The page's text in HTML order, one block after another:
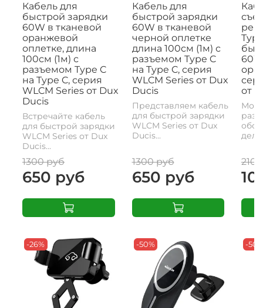
Кабель для
быстрой зарядки
60W в тканевой
оранжевой
оплетке, длина
100см (1м) с
разъемом Type C
на Type C, серия
WLCM Series от Dux
Ducis
Встречайте кабель
для быстрой зарядки
WLCM Series от Dux
Ducis...
1300 руб
650 руб
Кабель для
быстрой зарядки
60W в тканевой
черной оплетке
длина 100см (1м) с
разъемом Type C
на Type C, серия
WLCM Series от Dux
Ducis
Представляем кабель
для быстрой зарядки
WLCM Series от Dux
Ducis...
1300 руб
650 руб
от
-26% -50% -